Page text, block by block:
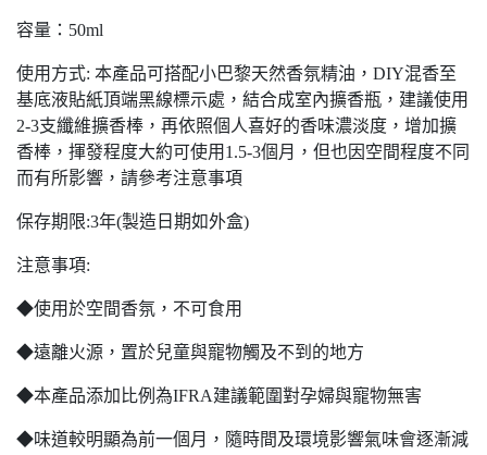
容量：50ml
使用方式: 本產品可搭配小巴黎天然香氛精油，DIY混香至
基底液貼紙頂端黑線標示處，結合成室內擴香瓶，建議使用
2-3支纖維擴香棒，再依照個人喜好的香味濃淡度，增加擴
香棒，揮發程度大約可使用1.5-3個月，但也因空間程度不同
而有所影響，請參考注意事項
保存期限:3年(製造日期如外盒)
注意事項:
◆使用於空間香氛，不可食用
◆遠離火源，置於兒童與寵物觸及不到的地方
◆本產品添加比例為IFRA建議範圍對孕婦與寵物無害
◆味道較明顯為前一個月，隨時間及環境影響氣味會逐漸減